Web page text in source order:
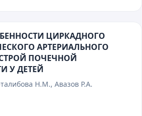
ЦИРКАДНОГО
АРТЕРИАЛЬНОГО
ПОЧЕЧНОЙ
У ДЕТЕЙ
Н.М., Авазов Р.А.